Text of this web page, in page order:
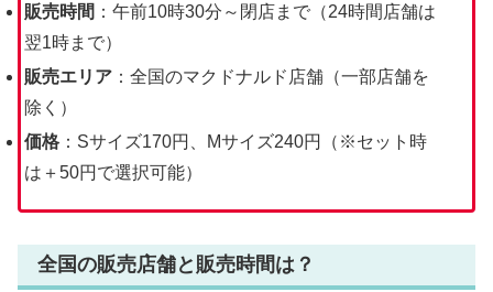
販売時間 ：午前10時30分～閉店まで（24時間店舗は
翌1時まで）
販売エリア ：全国のマクドナルド店舗（一部店舗を
除く）
価格 ：Sサイズ170円、Mサイズ240円（※セット時
は＋50円で選択可能）
全国の販売店舗と販売時間は？